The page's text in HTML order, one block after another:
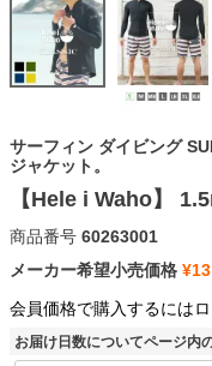
サーフィン ダイビング
ジャケット。
【Hele i Waho】
商品番号 60263001
メーカー希望小売価格 ¥
会員価格で購入するにはロ
お届け日数についてページ内